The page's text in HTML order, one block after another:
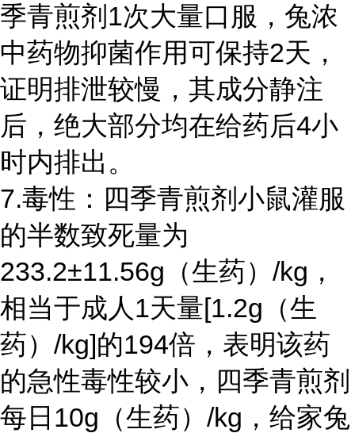
季青煎剂1次大量口服，兔浓
中药物抑菌作用可保持2天，
证明排泄较慢，其成分静注
后，绝大部分均在给药后4小
时内排出。
7.毒性：四季青煎剂小鼠灌服
的半数致死量为
233.2±11.56g（生药）/kg，
相当于成人1天量[1.2g（生
药）/kg]的194倍，表明该药
的急性毒性较小，四季青煎剂
每日10g（生药）/kg，给家兔